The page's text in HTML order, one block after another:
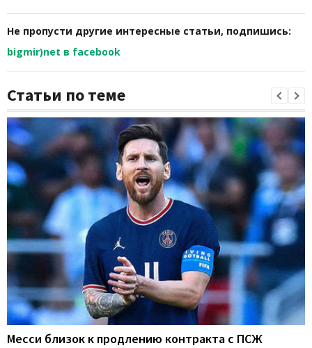
Не пропусти другие интересные статьи, подпишись:
bigmir)net в facebook
Статьи по теме
Месси близок к продлению контракта с ПСЖ